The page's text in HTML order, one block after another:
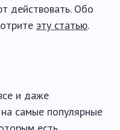
действовать. Обо
эту статью.
и даже
самые популярные